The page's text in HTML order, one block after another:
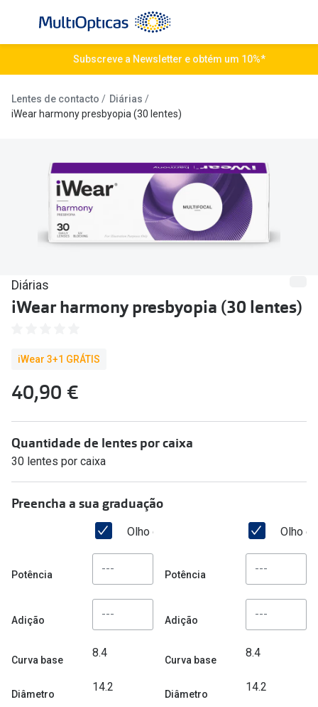
conteúdo
Todos os óculos de sol
Campanhas
Até -50% em Óculos de Sol
Óculos de sol Desportivos
Ray-Ban Reverse
Nova coleção
Mais vendidos
Categoria
Mulher
Homem
Criança
Acessórios
Oakley
Michael Kors
Versace
Mensais
Tipos
Coloridas
iWear -
Air Optix
Acuvue
Ver todas
Subscreve a Newsletter e obtém um 10%*
Lentes de contacto
Diárias
iWear harmony presbyopia (30 lentes)
Diárias
iWear harmony presbyopia (30 lentes)
iWear 3+1 GRÁTIS
40,90 €
Quantidade de lentes por caixa
30 lentes por caixa
Preencha a sua graduação
Olho direito
Potência
Adição
Curva base
8.4
Diâmetro
14.2
Olho
Potência
Adição
Curva base
8.4
Diâmetro
14.2